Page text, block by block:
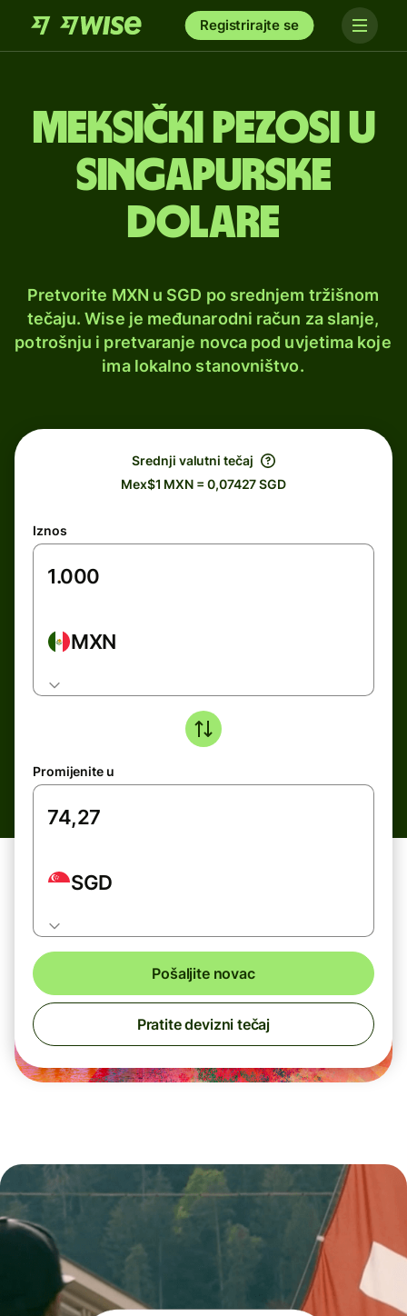
Registrirajte se
Meksički pezosi u
singapurske
dolare
Pretvorite MXN u SGD po srednjem tržišnom
tečaju. Wise je međunarodni račun za slanje,
potrošnju i pretvaranje novca pod uvjetima koje
ima lokalno stanovništvo.
Srednji valutni tečaj
Mex$1 MXN = 0,07427 SGD
Iznos
MXN
Promijenite u
SGD
Pošaljite novac
Pratite devizni tečaj